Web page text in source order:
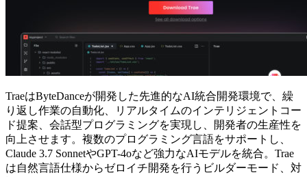
TraeはByteDanceが開発した先進的なAI統合開発環境で、繰
り返し作業の自動化、リアルタイムのインテリジェントコー
ド提案、会話型プログラミングを実現し、開発者の生産性を
向上させます。複数のプログラミング言語をサポートし、
Claude 3.7 SonnetやGPT-4oなど強力なAIモデルを統合。Trae
は自然言語仕様からゼロイチ開発を行うビルダーモード、対